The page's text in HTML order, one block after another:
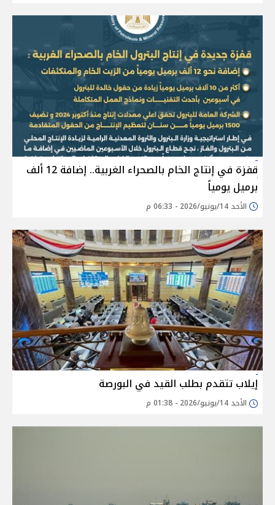
قفزة في إنتاج الخام بالصحراء الغربية.. إضافة 12 ألف
برميل يومياً
الأحد 14/يونيو/2026 - 06:33 م
إيلاب تتقدم بطلب القيد في البورصة
الأحد 14/يونيو/2026 - 01:38 م